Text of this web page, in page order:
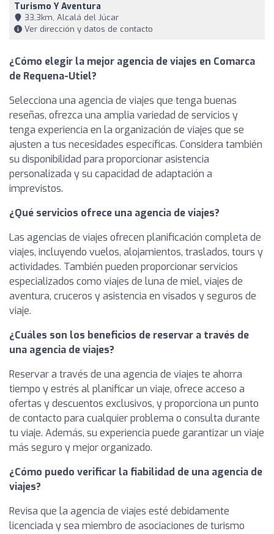
Turismo Y Aventura
33,3km, Alcalá del Júcar
Ver dirección y datos de contacto
¿Cómo elegir la mejor agencia de viajes en Comarca
de Requena-Utiel?
Selecciona una agencia de viajes que tenga buenas
reseñas, ofrezca una amplia variedad de servicios y
tenga experiencia en la organización de viajes que se
ajusten a tus necesidades específicas. Considera también
su disponibilidad para proporcionar asistencia
personalizada y su capacidad de adaptación a
imprevistos.
¿Qué servicios ofrece una agencia de viajes?
Las agencias de viajes ofrecen planificación completa de
viajes, incluyendo vuelos, alojamientos, traslados, tours y
actividades. También pueden proporcionar servicios
especializados como viajes de luna de miel, viajes de
aventura, cruceros y asistencia en visados y seguros de
viaje.
¿Cuáles son los beneficios de reservar a través de
una agencia de viajes?
Reservar a través de una agencia de viajes te ahorra
tiempo y estrés al planificar un viaje, ofrece acceso a
ofertas y descuentos exclusivos, y proporciona un punto
de contacto para cualquier problema o consulta durante
tu viaje. Además, su experiencia puede garantizar un viaje
más seguro y mejor organizado.
¿Cómo puedo verificar la fiabilidad de una agencia de
viajes?
Revisa que la agencia de viajes esté debidamente
licenciada y sea miembro de asociaciones de turismo